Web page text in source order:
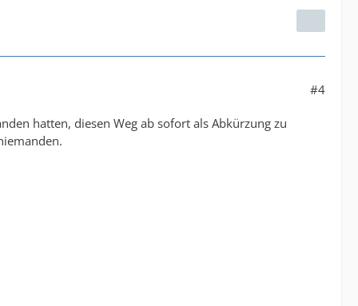
#4
hatten, diesen Weg ab sofort als Abkürzung zu